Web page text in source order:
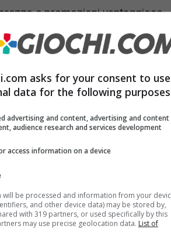
e promozioni vantaggiose
come spesso accade, ad
tra cuiDimoeTufano , con i
” rispettivamente attivi fino al
asks for your consent to use
data for the following
advertising and content, advertising and content
audience research and services development
access information on a device
will be processed and information from your
and other device data) may be stored by,
with 319 partners, or used specifically by this
may use precise geolocation data. List of